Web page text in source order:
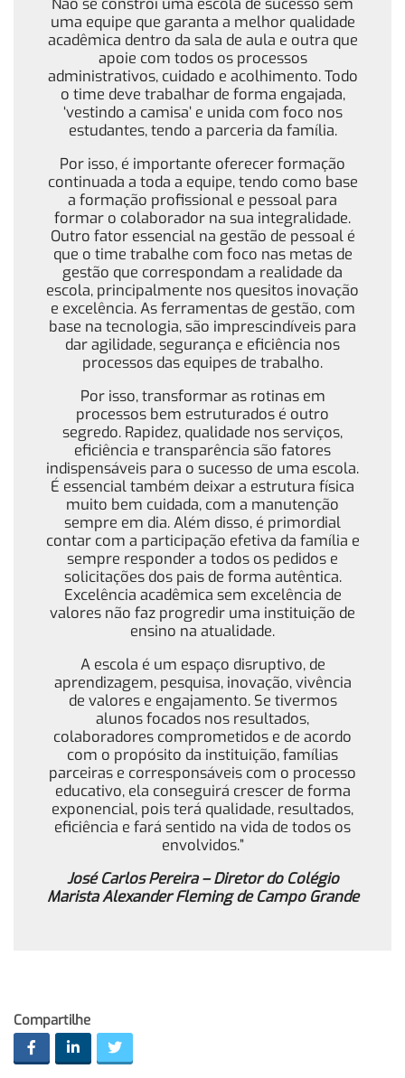
uma equipe que garanta a melhor qualidade
acadêmica dentro da sala de aula e outra que
apoie com todos os processos
administrativos, cuidado e acolhimento. Todo
o time deve trabalhar de forma engajada,
‘vestindo a camisa’ e unida com foco nos
estudantes, tendo a parceria da família.
Por isso, é importante oferecer formação
continuada a toda a equipe, tendo como base
a formação profissional e pessoal para
formar o colaborador na sua integralidade.
Outro fator essencial na gestão de pessoal é
que o time trabalhe com foco nas metas de
gestão que correspondam a realidade da
escola, principalmente nos quesitos inovação
e excelência. As ferramentas de gestão, com
base na tecnologia, são imprescindíveis para
dar agilidade, segurança e eficiência nos
processos das equipes de trabalho.
Por isso, transformar as rotinas em
processos bem estruturados é outro
segredo. Rapidez, qualidade nos serviços,
eficiência e transparência são fatores
indispensáveis para o sucesso de uma escola.
É essencial também deixar a estrutura física
muito bem cuidada, com a manutenção
sempre em dia. Além disso, é primordial
contar com a participação efetiva da família e
sempre responder a todos os pedidos e
solicitações dos pais de forma autêntica.
Excelência acadêmica sem excelência de
valores não faz progredir uma instituição de
ensino na atualidade.
A escola é um espaço disruptivo, de
aprendizagem, pesquisa, inovação, vivência
de valores e engajamento. Se tivermos
alunos focados nos resultados,
colaboradores comprometidos e de acordo
com o propósito da instituição, famílias
parceiras e corresponsáveis com o processo
educativo, ela conseguirá crescer de forma
exponencial, pois terá qualidade, resultados,
eficiência e fará sentido na vida de todos os
envolvidos.”
José Carlos Pereira – Diretor do Colégio
Marista Alexander Fleming de Campo Grande
Compartilhe